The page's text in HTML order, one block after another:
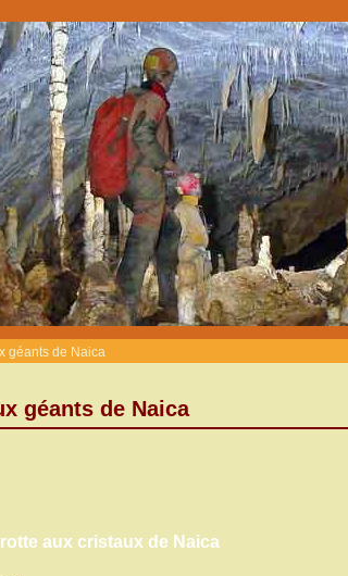
géants de Naica
géants de Naica
aux cristaux de Naica